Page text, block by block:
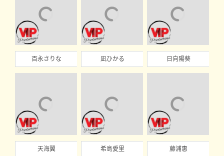
百永さりな 凪ひかる 日向陽葵
天海翼 希島愛里 藤浦惠